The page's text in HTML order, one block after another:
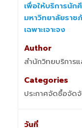
เพื่อให้บริการนั
มหาวิทยาลัยราช
เฉพาะเจาะจง
สำนักวิทยบริการแ
ประกาศจัดซื้อจัดจ้